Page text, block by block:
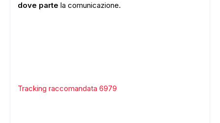
dove parte la comunicazione.
Tracking raccomandata 6979